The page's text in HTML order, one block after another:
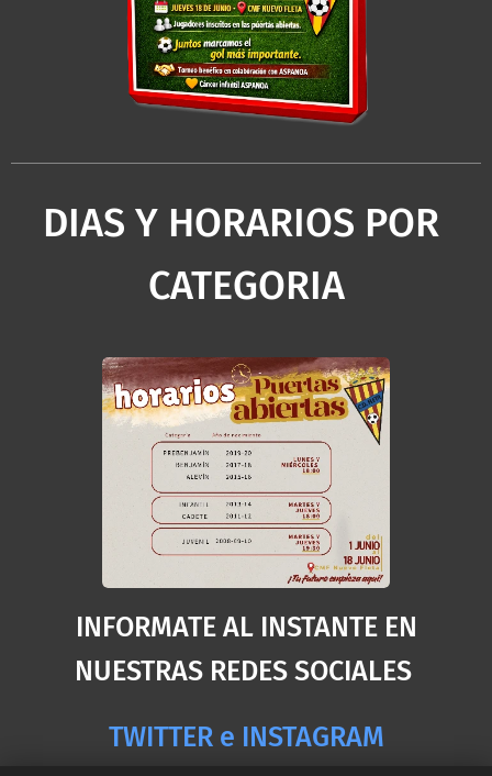
DIAS Y HORARIOS POR
CATEGORIA
INFORMATE AL INSTANTE EN
NUESTRAS REDES SOCIALES
TWITTER e INSTAGRAM